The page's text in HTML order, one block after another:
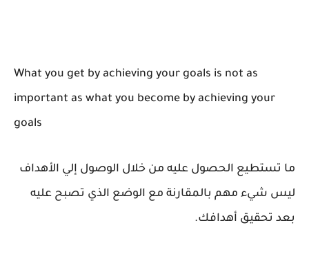
What you get by achieving your goals is not as
important as what you become by achieving your
goals
ما تستطيع الحصول عليه من خلال الوصول إلي الأهداف
ليس شيء مهم بالمقارنة مع الوضع الذي تصبح عليه
بعد تحقيق أهدافك.